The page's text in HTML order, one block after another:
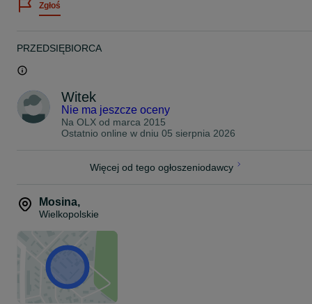
Zgłoś
PRZEDSIĘBIORCA
Witek
Nie ma jeszcze oceny
Na OLX od marca 2015
Ostatnio online w dniu 05 sierpnia 2026
Więcej od tego ogłoszeniodawcy
Mosina,
Wielkopolskie